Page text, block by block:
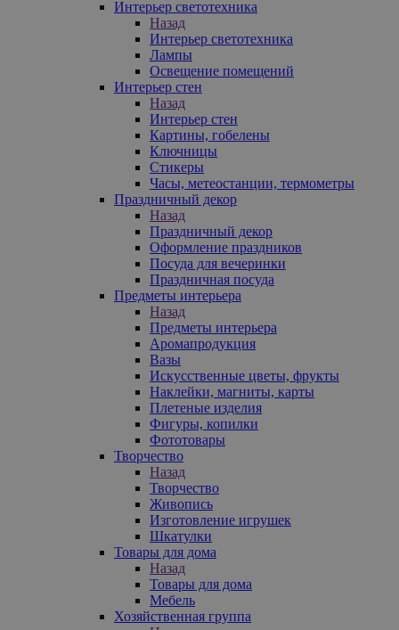
Интерьер светотехника
Назад
Интерьер светотехника
Лампы
Освещение помещений
Интерьер стен
Назад
Интерьер стен
Картины, гобелены
Ключницы
Стикеры
Часы, метеостанции, термометры
Праздничный декор
Назад
Праздничный декор
Оформление праздников
Посуда для вечеринки
Праздничная посуда
Предметы интерьера
Назад
Предметы интерьера
Аромапродукция
Вазы
Искусственные цветы, фрукты
Наклейки, магниты, карты
Плетеные изделия
Фигуры, копилки
Фототовары
Творчество
Назад
Творчество
Живопись
Изготовление игрушек
Шкатулки
Товары для дома
Назад
Товары для дома
Мебель
Хозяйственная группа